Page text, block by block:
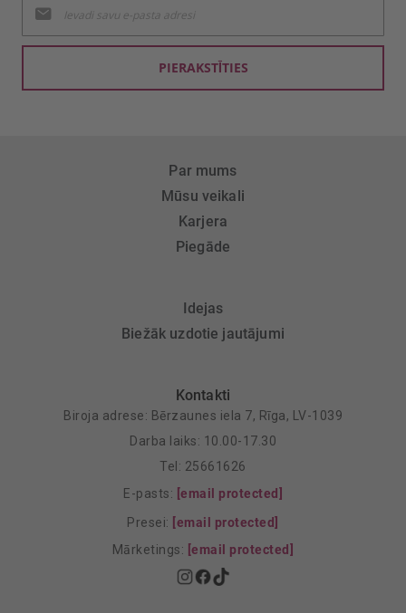
jaunumu
saņemšanai:
PIERAKSTĪTIES
Par mums
Mūsu veikali
Karjera
Piegāde
Idejas
Biežāk uzdotie jautājumi
Kontakti
Biroja adrese: Bērzaunes iela 7, Rīga, LV-1039
Darba laiks: 10.00-17.30
Tel: 25661626
E-pasts: [email protected]
Presei: [email protected]
Mārketings: [email protected]